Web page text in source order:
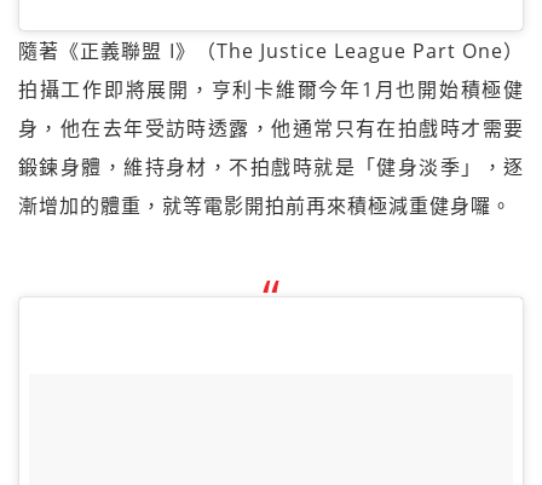
隨著《正義聯盟 I》（The Justice League Part One）
拍攝工作即將展開，亨利卡維爾今年1月也開始積極健
身，他在去年受訪時透露，他通常只有在拍戲時才需要
鍛鍊身體，維持身材，不拍戲時就是「健身淡季」，逐
漸增加的體重，就等電影開拍前再來積極減重健身囉。